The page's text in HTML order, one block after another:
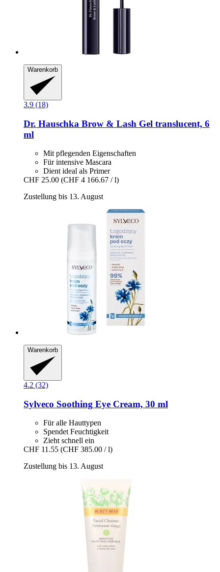
Warenkorb
3.9 (18)
Dr. Hauschka Brow & Lash Gel translucent, 6
ml
Mit pflegenden Eigenschaften
Für intensive Mascara
Dient ideal als Primer
CHF 25.00 (CHF 4 166.67 / l)
Zustellung bis 13. August
Warenkorb
4.2 (32)
Sylveco Soothing Eye Cream, 30 ml
Für alle Hauttypen
Spendet Feuchtigkeit
Zieht schnell ein
CHF 11.55 (CHF 385.00 / l)
Zustellung bis 13. August